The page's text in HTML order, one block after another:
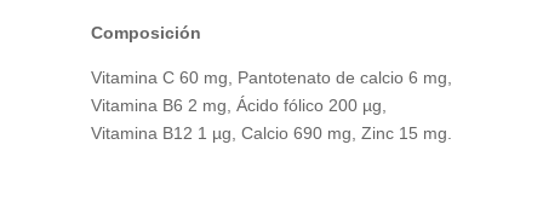
Composición
Vitamina C 60 mg, Pantotenato de calcio 6 mg,
Vitamina B6 2 mg, Ácido fólico 200 µg,
Vitamina B12 1 µg, Calcio 690 mg, Zinc 15 mg.